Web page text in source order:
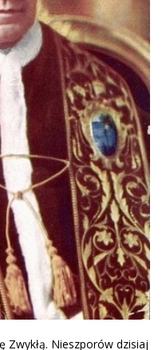
Zwykłą. Nieszporów dzisiaj